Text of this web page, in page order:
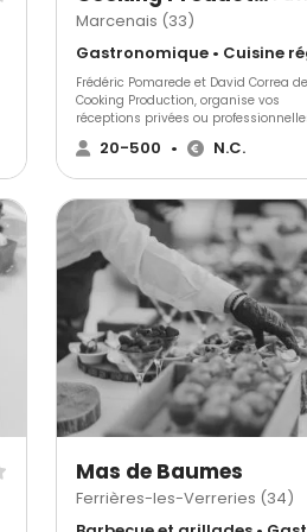
Marcenais (33)
Frédéric Pomarede et David Correa de
Cooking Production, organise vos
réceptions privées ou
dans la créativité et l’inventivité. Ils
répondront à toutes vos demandes et
20-500 • N.C.
Mas de Baumes
Ferrières-les-Verreries (34)